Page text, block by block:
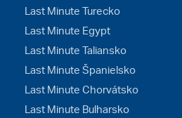
Last Minute Turecko
Last Minute Egypt
Last Minute Taliansko
Last Minute Španielsko
Last Minute Chorvátsko
Last Minute Bulharsko